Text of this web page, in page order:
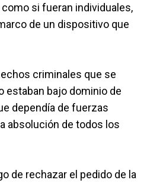
si fueran individuales,
de un dispositivo que
criminales que se
estaban bajo dominio de
dependía de fuerzas
absolución de todos los
de rechazar el pedido de la